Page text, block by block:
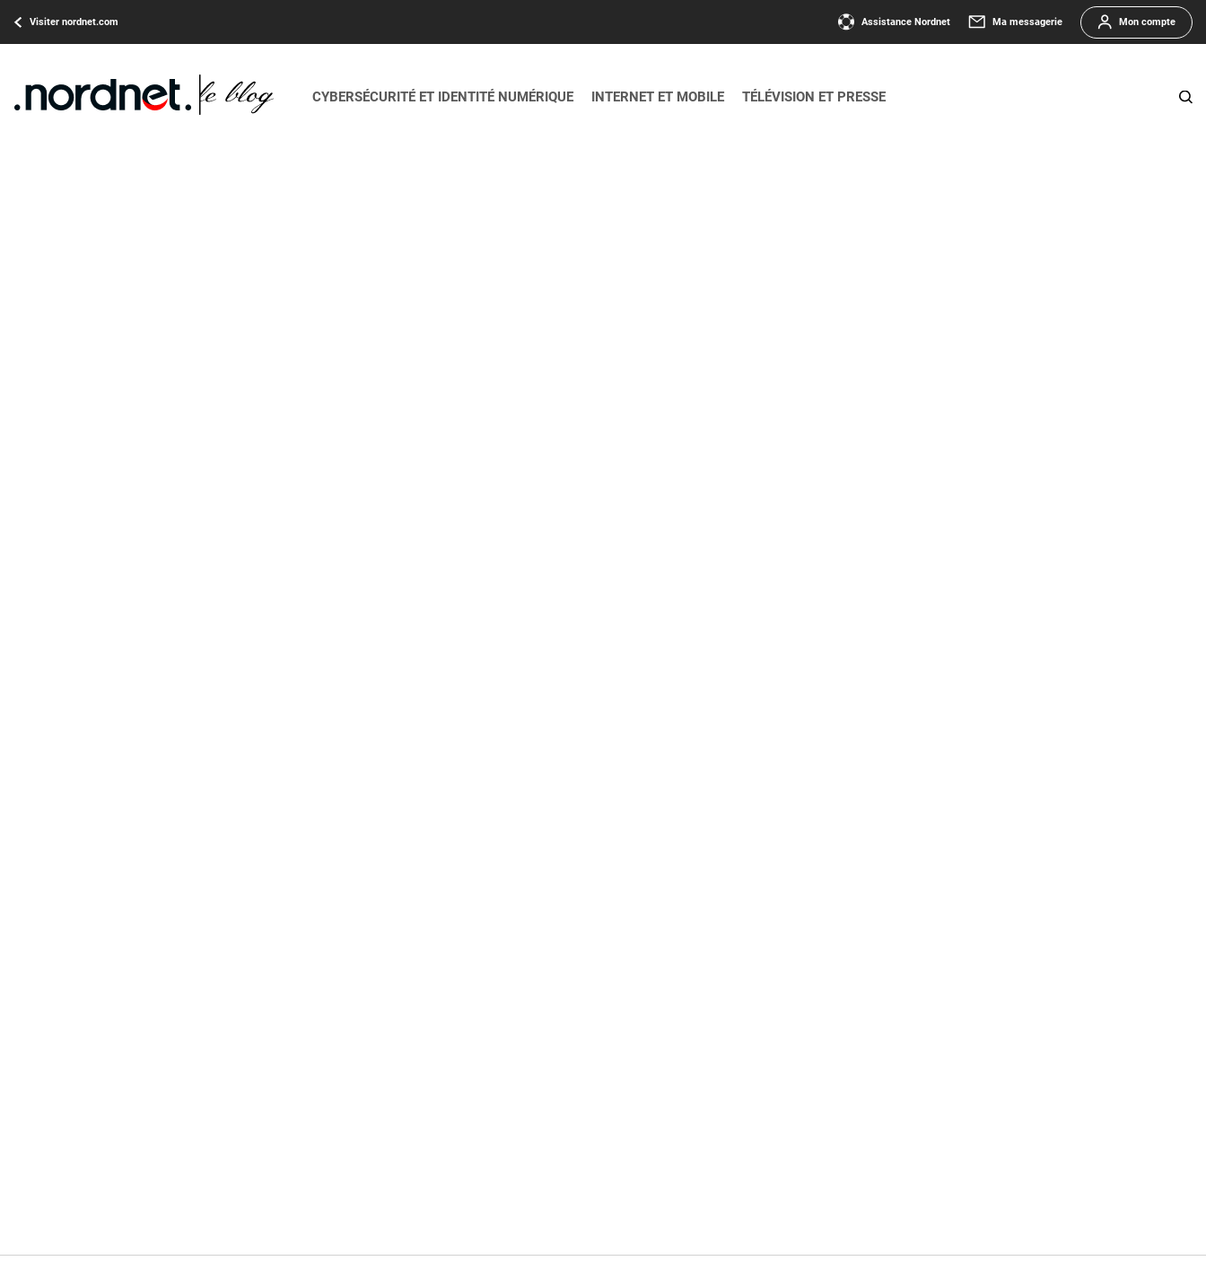
Visiter nordnet.com Assistance Nordnet Ma messagerie Mon compte
CYBERSÉCURITÉ ET IDENTITÉ NUMÉRIQUE INTERNET ET MOBILE TÉLÉVISION ET PRESSE